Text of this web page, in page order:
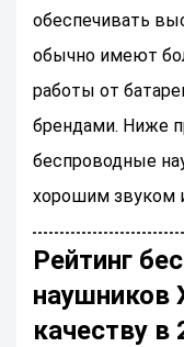
обеспечивать
обычно имеют
работы от
брендами. Ниже
беспроводные
хорошим звуком
Рейтинг
наушников
качеству в